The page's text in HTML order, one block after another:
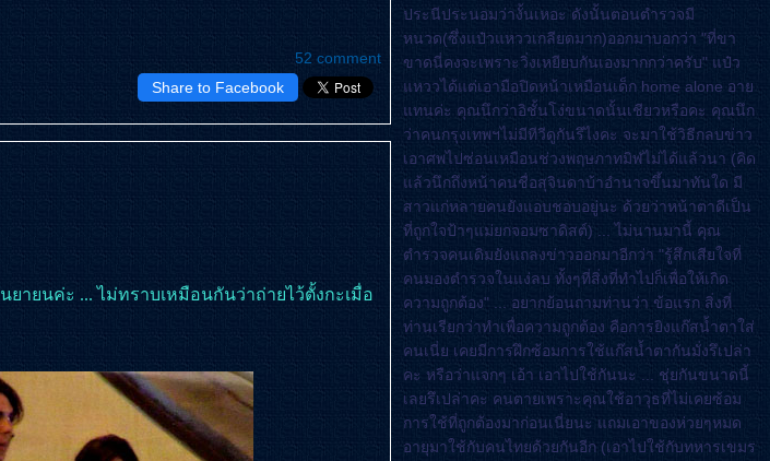
52 comment
Share to Facebook
ยายนค่ะ ... ไม่ทราบเหมือนกันว่าถ่ายไว้ตั้งกะเมื่อ
ประนีประนอมว่างั้นเหอะ ดังนั้นตอนตำรวจมี
หนวด(ซึ่งแป๋วแหววเกลียดมาก)ออกมาบอกว่า "ที่ขา
ขาดนี่คงจะเพราะวิ่งเหยียบกันเองมากกว่าครับ" แป๋ว
หววได้แต่เอามือปิดหน้าเหมือนเด็ก home alone อา
ทนค่ะ คุณนึกว่าอิชั้นโง่ขนาดนั้นเชียวหรือคะ คุณนึก
ว่าคนกรุงเทพฯไม่มีทีวีดูกันรึไงคะ จะมาใช้วิธีกลบข่าว
เอาศพไปซ่อนเหมือนช่วงพฤษภาทมิฬไม่ได้แล้วนา (คิด
ล้วนึกถึงหน้าคนชื่อสุจินดาบ้าอำนาจขึ้นมาทันใด มี
สาวแก่หลายคนยังแอบชอบอยู่นะ ด้วยว่าหน้าตาดีเป็น
ที่ถูกใจป้าๆแม่ยกจอมซาดิสต์) ... ไม่นานมานี้ คุณ
ตำรวจคนเดิมยังแถลงข่าวออกมาอีกว่า "รู้สึกเสียใจที่
คนมองตำรวจในแง่ลบ ทั้งๆที่สิ่งที่ทำไปก็เพื่อให้เกิด
ความถูกต้อง" ... อยากย้อนถามท่านว่า ข้อแรก สิ่งที่
ท่านเรียกว่าทำเพื่อความถูกต้อง คือการยิงแก๊สน้ำตาใส่
คนเนี่ย เคยมีการฝึกซ้อมการใช้แก๊สน้ำตากันมั่งรึเปล่า
คะ หรือว่าแจกๆ เอ้า เอาไปใช้กันนะ ... ชุ่ยกันขนาดนี้
เลยรึเปล่าคะ คนตายเพราะคุณใช้อาวุธที่ไม่เคยซ้อม
การใช้ที่ถูกต้องมาก่อนเนี่ยนะ แถมเอาของห่วยๆหมด
อายุมาใช้กับคนไทยด้วยกันอีก (เอาไปใช้กับทหารเขมร